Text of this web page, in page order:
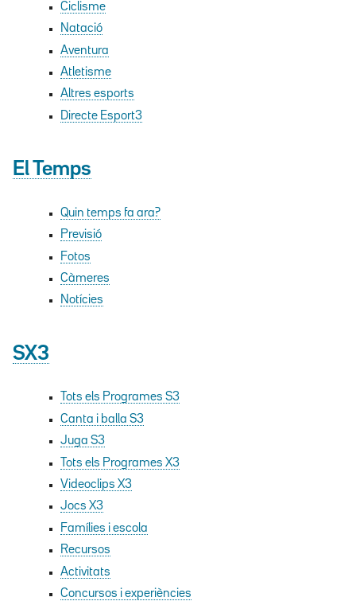
Ciclisme
Natació
Aventura
Atletisme
Altres esports
Directe Esport3
El Temps
Quin temps fa ara?
Previsió
Fotos
Càmeres
Notícies
SX3
Tots els Programes S3
Canta i balla S3
Juga S3
Tots els Programes X3
Videoclips X3
Jocs X3
Famílies i escola
Recursos
Activitats
Concursos i experiències